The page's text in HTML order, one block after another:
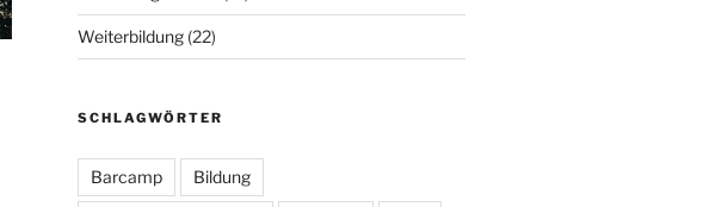
Weiterbildung(22)
SCHLAGWÖRTER
Barcamp Bildung